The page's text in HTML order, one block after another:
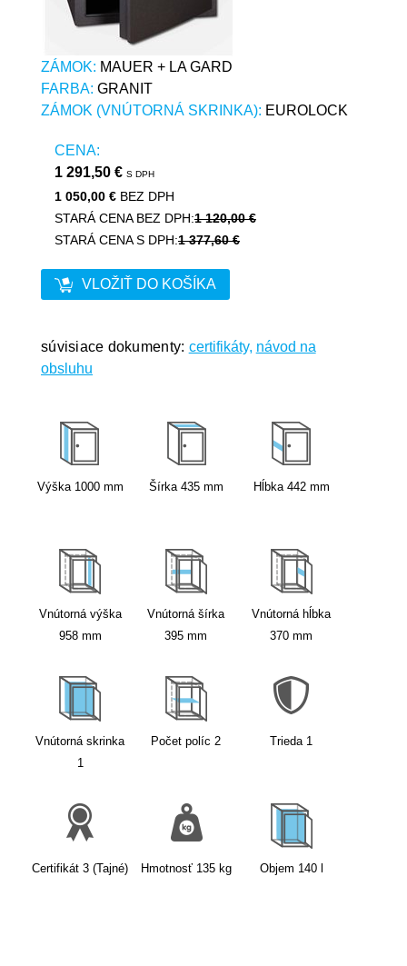
ZÁMOK: MAUER + LA GARD
FARBA: GRANIT
ZÁMOK (VNÚTORNÁ SKRINKA): EUROLOCK
CENA:
1 291,50 € S DPH
1 050,00 € BEZ DPH
STARÁ CENA BEZ DPH:1 120,00 €
STARÁ CENA S DPH:1 377,60 €
VLOŽIŤ DO KOŠÍKA
súvisiace dokumenty: certifikáty, návod na
obsluhu
Výška 1000 mm Šírka 435 mm Hĺbka 442 mm
Vnútorná výška
958 mm
Vnútorná šírka
395 mm
Vnútorná hĺbka
370 mm
Vnútorná skrinka
1
Počet políc 2 Trieda 1
Certifikát 3 (Tajné) Hmotnosť 135 kg Objem 140